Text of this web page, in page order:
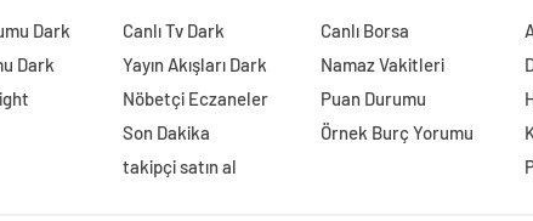
Dark
Dark
Canlı Tv Dark
Yayın Akışları Dark
Nöbetçi Eczaneler
Son Dakika
takipçi satın al
Canlı Borsa
Namaz Vakitleri
Puan Durumu
Örnek Burç Yorumu